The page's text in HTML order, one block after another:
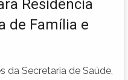
Residência
de Família e
da Secretaria de Saúde,